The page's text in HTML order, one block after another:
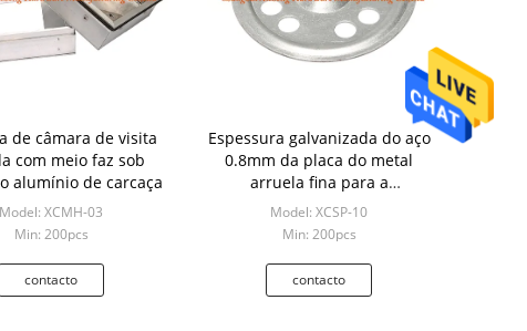
de câmara de visita
com meio faz sob
alumínio de carcaça
Model: XCMH-03
Min: 200pcs
contacto
Espessura galvanizada do aço
0.8mm da placa do metal
arruela fina para a
construção
Model: XCSP-10
Min: 200pcs
contacto